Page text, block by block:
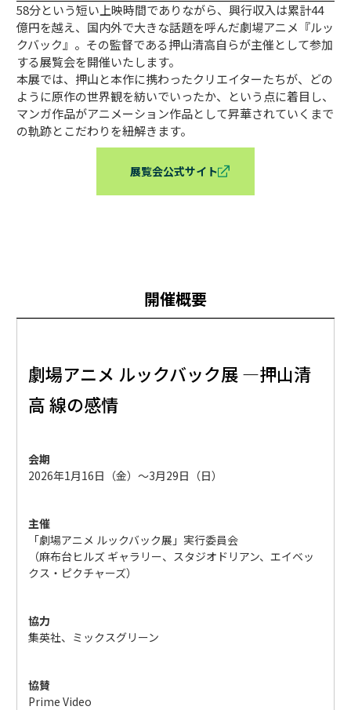
58分という短い上映時間でありながら、興行収入は累計44
億円を越え、国内外で大きな話題を呼んだ劇場アニメ『ルッ
クバック』。その監督である押山清高自らが主催として参加
する展覧会を開催いたします。
本展では、押山と本作に携わったクリエイターたちが、どの
ように原作の世界観を紡いでいったか、という点に着目し、
マンガ作品がアニメーション作品として昇華されていくまで
の軌跡とこだわりを紐解きます。
展覧会公式サイト
開催概要
劇場アニメ ルックバック展 ―押山清
高 線の感情
会期
2026年1月16日（金）〜3月29日（日）
主催
「劇場アニメ ルックバック展」実行委員会
（麻布台ヒルズ ギャラリー、スタジオドリアン、エイベッ
クス・ピクチャーズ）
協力
集英社、ミックスグリーン
協賛
Prime Video